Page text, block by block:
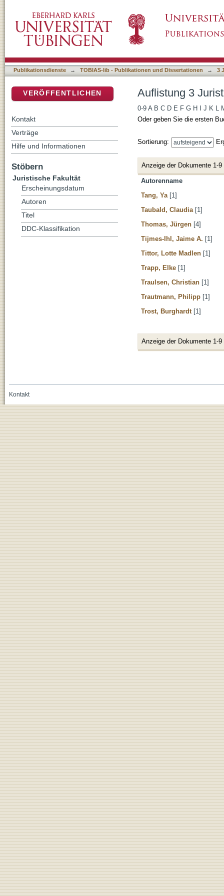
Publikationsdienste → TOBIAS-lib - Publikationen und Dissertationen → 3
Auflistung 3
0-9 A B C D E F G H J K L
Oder geben Sie die ersten
Sortierung:
Anzeige der Dokumente 1-9
Autorenname
Tang, Ya [1]
Taubald, Claudia [1]
Thomas, Jürgen [4]
Tijmes-Ihl, Jaime A. [1]
Tittor, Lotte Madlen [1]
Trapp, Elke [1]
Traulsen, Christian [1]
Trautmann, Philipp [1]
Trost, Burghardt [1]
Anzeige der Dokumente 1-9
VERÖFFENTLICHEN
Kontakt
Verträge
Hilfe und Informationen
Stöbern
Juristische Fakultät
Erscheinungsdatum
Autoren
Titel
DDC-Klassifikation
Kontakt